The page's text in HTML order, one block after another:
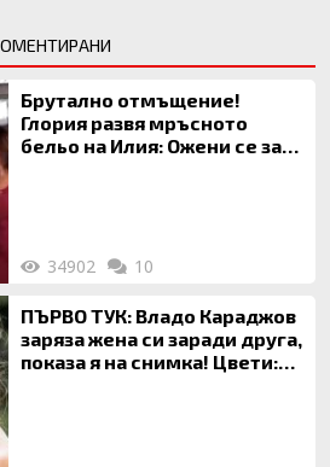
Брутално отмъщение!
Глория развя мръсното
бельо на Илия: Ожени се за
34902 10
ПЪРВО ТУК: Владо Караджов
заряза жена си заради друга,
показа я на снимка! Цвети: